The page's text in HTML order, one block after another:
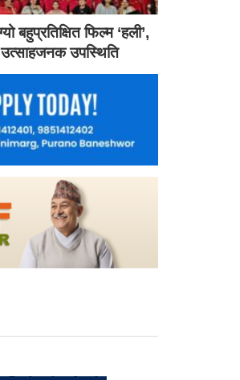
बहुप्रतिक्षित फिल्म ‘हली’,
उपस्थिति